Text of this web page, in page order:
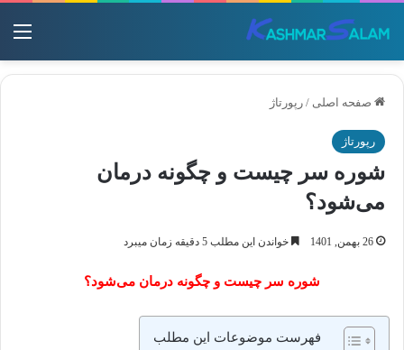
صفحه اصلی / رپورتاژ
رپورتاژ
شوره سر چیست و چگونه درمان
می‌شود؟
26 بهمن, 1401 خواندن این مطلب 5 دقیقه زمان میبرد
شوره سر چیست و چگونه درمان می‌شود؟
فهرست موضوعات این مطلب